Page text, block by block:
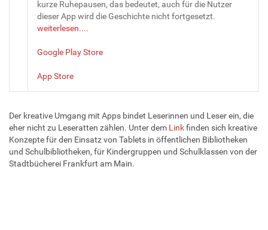
kurze Ruhepausen, das bedeutet, auch für die Nutzer
dieser App wird die Geschichte nicht fortgesetzt.
weiterlesen....
Google Play Store
App Store
Der kreative Umgang mit Apps bindet Leserinnen und Leser ein, die
eher nicht zu Leseratten zählen. Unter dem Linkfinden sich kreative
Konzepte für den Einsatz von Tablets in öffentlichen Bibliotheken
und Schulbibliotheken, für Kindergruppen und Schulklassen von der
Stadtbücherei Frankfurt am Main.